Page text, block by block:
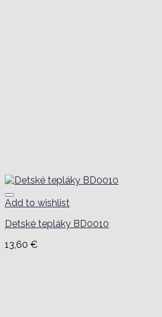
Add to wishlist
Detské tepláky BD0010
13,60 €